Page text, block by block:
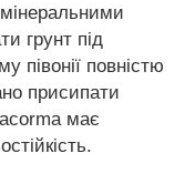
грунт під
повністю
присипати
має